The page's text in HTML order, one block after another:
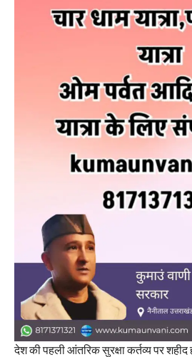
देश की पहली आंतरिक सुरक्षा कर्तव्य पर शहीद